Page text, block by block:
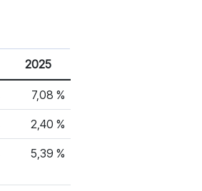
2025
7,08 %
2,40 %
5,39 %